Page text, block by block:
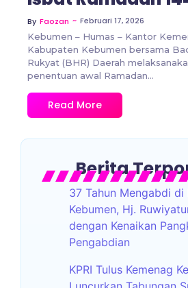
By Faozan ~ Februari 17, 2026
Kebumen – Humas – Kantor
Kabupaten Kebumen bersama
Rukyat (BHR) Daerah
penentuan awal Ramadan...
Read More
Berita
37 Tahun Mengabdi di
Kebumen, Hj.
dengan Kenaikan
Pengabdian
KPRI Tulus Kemenag